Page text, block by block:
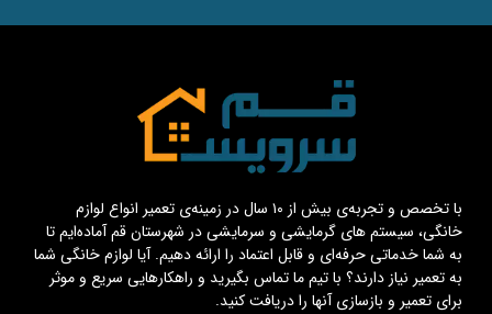
با تخصص و تجربه‌ی بیش از ۱۰ سال در زمینه‌ی تعمیر انواع لوازم
خانگی، سیستم های گرمایشی و سرمایشی در شهرستان قم آماده‌ایم تا
به شما خدماتی حرفه‌ای و قابل اعتماد را ارائه دهیم. آیا لوازم خانگی شما
به تعمیر نیاز دارند؟ با تیم ما تماس بگیرید و راهکارهایی سریع و موثر
برای تعمیر و بازسازی آنها را دریافت کنید.